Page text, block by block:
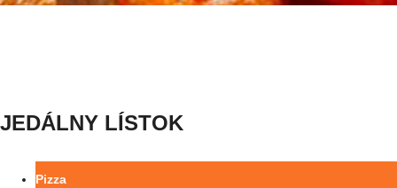
JEDÁLNY LÍSTOK
Pizza